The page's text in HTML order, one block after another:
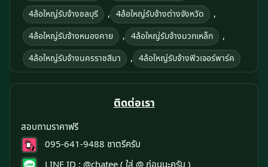
4ล้อใหญ่รับจ้างชลบุรี , 4ล้อใหญ่รับจ้างต่างจังหวัด ,
4ล้อใหญ่รับจ้างหนองคาย , 4ล้อใหญ่รับจ้างมวกเหล็ก ,
4ล้อใหญ่รับจ้างนครราชสีมา , 4ล้อใหญ่รับจ้างฟิวเจอร์พาร์ค
ติดต่อเรา
สอบถามราคาฟรี
095-641-9488 ชาตรีครับ